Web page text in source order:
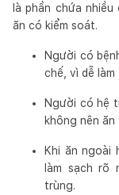
là phần chứa
ăn có kiểm soát.
Người có
chế, vì dễ
Người có hệ
không nên
Khi ăn ngoài
làm sạch rõ
trùng.